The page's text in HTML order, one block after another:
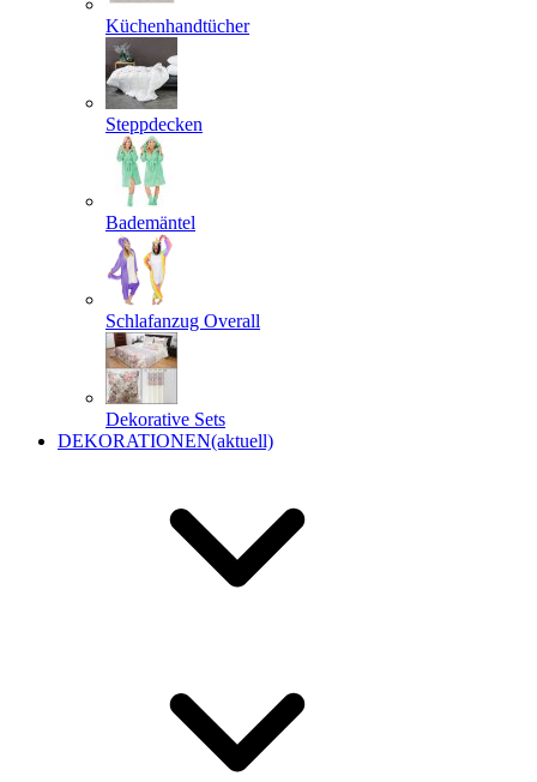
Küchenhandtücher
Steppdecken
Bademäntel
Schlafanzug Overall
Dekorative Sets
DEKORATIONEN(aktuell)